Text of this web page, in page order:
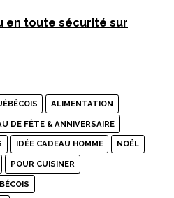
en toute sécurité sur
ALIMENTATION
DE FÊTE & ANNIVERSAIRE
IDÉE CADEAU HOMME NOËL
POUR CUISINER